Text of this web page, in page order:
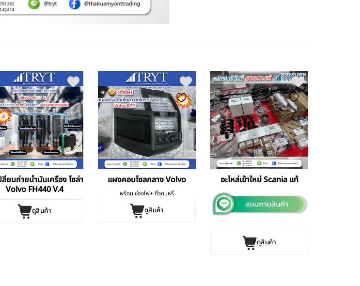
ยนถ่ายน้ำมันเครื่อง โซล่า
Volvo FH440 V.4
ดูสินค้า
แผงคอนโซลกลาง Volvo
พร้อม ช่องไฟ+ ที่จุดบุหรี่
ดูสินค้า
อะไหล่เข้าใหม่ Scania แท้
ดูสินค้า